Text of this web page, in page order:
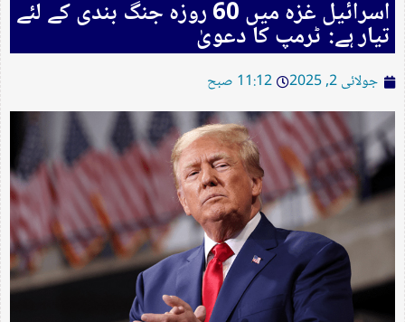
اسرائیل غزہ میں 60 روزہ جنگ بندی کے لئے
تیار ہے: ٹرمپ کا دعویٰ
جولائی 2, 2025 11:12 صبح